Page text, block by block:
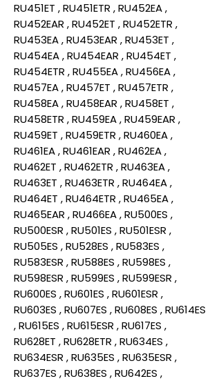
RU451ET , RU451ETR , RU452EA ,
RU452EAR , RU452ET , RU452ETR ,
RU453EA , RU453EAR , RU453ET ,
RU454EA , RU454EAR , RU454ET ,
RU454ETR , RU455EA , RU456EA ,
RU457EA , RU457ET , RU457ETR ,
RU458EA , RU458EAR , RU458ET ,
RU458ETR , RU459EA , RU459EAR ,
RU459ET , RU459ETR , RU460EA ,
RU461EA , RU461EAR , RU462EA ,
RU462ET , RU462ETR , RU463EA ,
RU463ET , RU463ETR , RU464EA ,
RU464ET , RU464ETR , RU465EA ,
RU465EAR , RU466EA , RU500ES ,
RU500ESR , RU501ES , RU501ESR ,
RU505ES , RU528ES , RU583ES ,
RU583ESR , RU588ES , RU598ES ,
RU598ESR , RU599ES , RU599ESR ,
RU600ES , RU601ES , RU601ESR ,
RU603ES , RU607ES , RU608ES , RU614ES
, RU615ES , RU615ESR , RU617ES ,
RU628ET , RU628ETR , RU634ES ,
RU634ESR , RU635ES , RU635ESR ,
RU637ES , RU638ES , RU642ES ,